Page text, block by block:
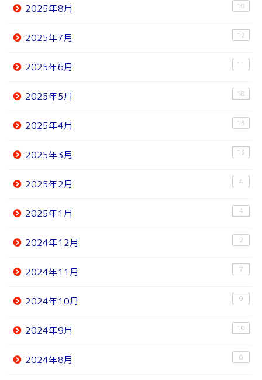
2025年8月 10
2025年7月 12
2025年6月 11
2025年5月 18
2025年4月 13
2025年3月 13
2025年2月 4
2025年1月 4
2024年12月 2
2024年11月 7
2024年10月 9
2024年9月 10
2024年8月 6